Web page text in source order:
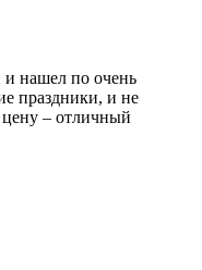
и нашел по очень
праздники, и не
цену – отличный